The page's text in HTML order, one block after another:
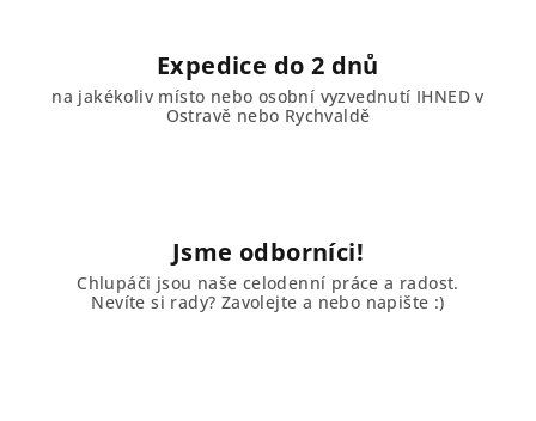
Expedice do 2 dnů
na jakékoliv místo nebo osobní vyzvednutí IHNED v
Ostravě nebo Rychvaldě
Jsme odborníci!
Chlupáči jsou naše celodenní práce a radost.
Nevíte si rady? Zavolejte a nebo napište :)